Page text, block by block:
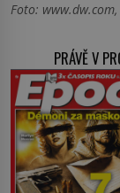
Foto:
PRÁVĚ V